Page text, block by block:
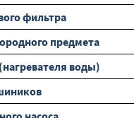
фильтра
предмета
воды)